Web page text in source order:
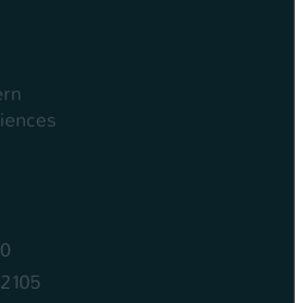
ist und Rechte besitzt diese